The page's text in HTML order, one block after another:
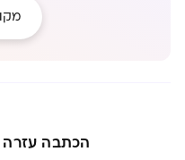
הכתבה עזרה